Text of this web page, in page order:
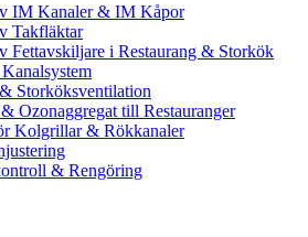
IM Kanaler & IM Kåpor
Takfläktar
Fettavskiljare i Restaurang & Storkök
Storköksventilation
Ozonaggregat till Restauranger
Kolgrillar & Rökkanaler
& Rengöring